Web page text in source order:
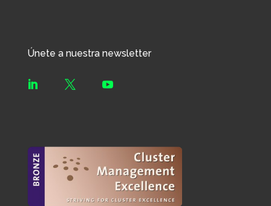
Únete a nuestra newsletter
  